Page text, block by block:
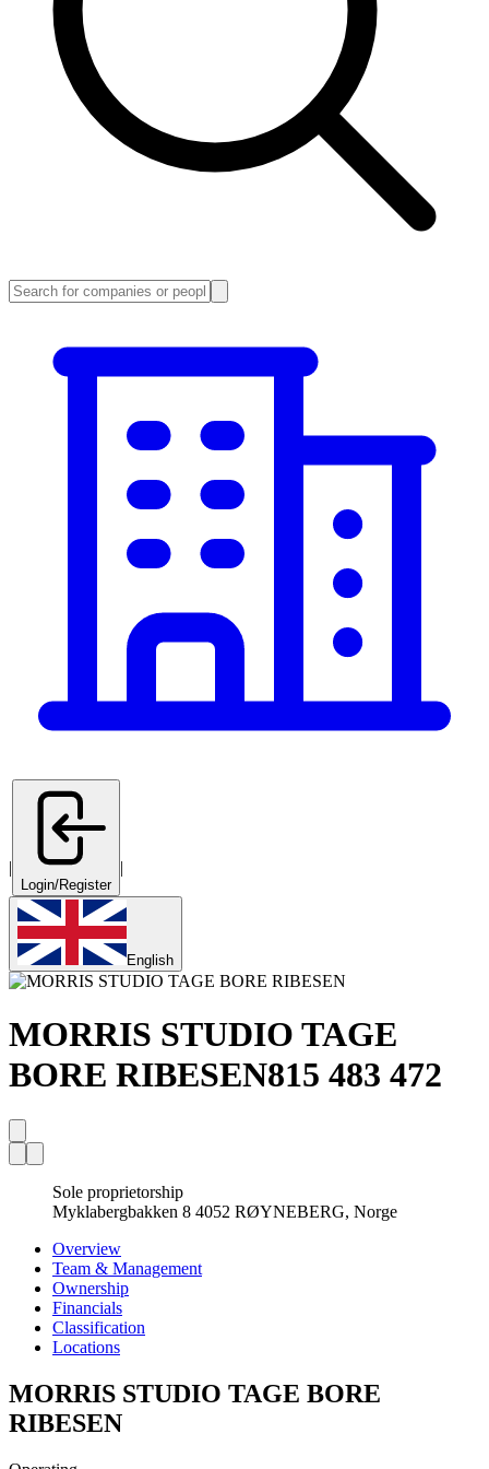
|
Login/Register
|
English
MORRIS STUDIO TAGE
BORE RIBESEN815 483 472
Sole proprietorship
Myklabergbakken 8 4052 RØYNEBERG, Norge
Overview
Team & Management
Ownership
Financials
Classification
Locations
MORRIS STUDIO TAGE BORE
RIBESEN